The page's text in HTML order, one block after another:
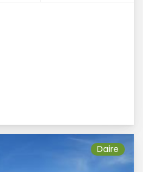
Daire